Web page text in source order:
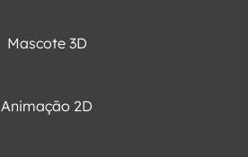
Mascote 3D
Animação 2D